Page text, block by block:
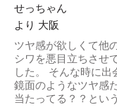
せっちゃん
より 大阪
ツヤ感が欲しくて他
シワを悪目立ちさせ
した。 そんな時に
鏡面のようなツヤ感
当たってる？？とい